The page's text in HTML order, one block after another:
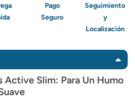
Pago
Seguro
Seguimiento
y
Localización
Slim: Para Un Humo